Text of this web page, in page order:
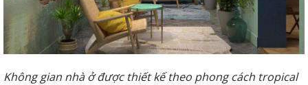
Không gian nhà ở được thiết kế theo phong cách tropical